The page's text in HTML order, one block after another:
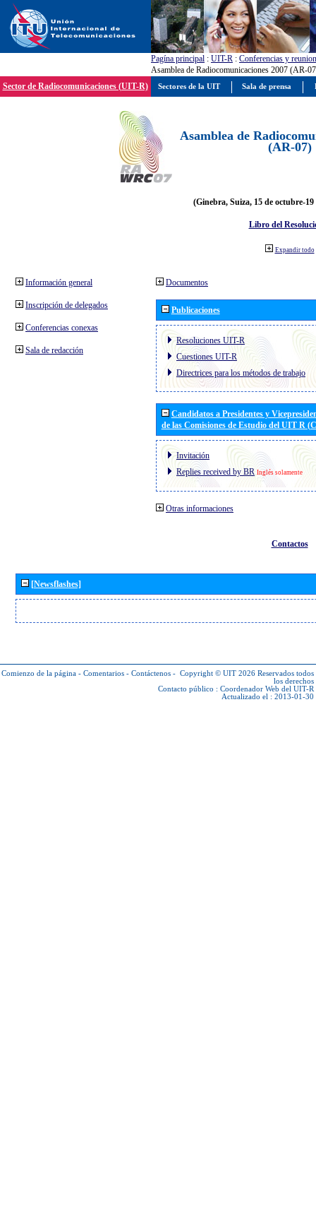
Pagína principal : UIT-R : Conferencias y
Asamblea de Radiocomunicaciones 2007 (AR-
Sector de Radiocomunicaciones (UIT-R)
Asamblea de
(AR-07)
(Ginebra, Suiza, 15 de octubre-19
Libro del
Expandir todo
Información general
Inscripción de delegados
Conferencias conexas
Sala de redacción
Documentos
Publicaciones
Resoluciones UIT-R
Cuestiones UIT-R
Directrices para los métodos de trabajo
Candidatos a Presidentes y
de las Comisiones de Estudio del UIT R
Invitación
Replies received by BR Inglés solamente
Otras informaciones
Contactos
[Newsflashes]
Comienzo de la página - Comentarios - Contáctenos - Copyright © UIT 2026 Reservados todos
los derechos
Contacto público : Coordenador Web del UIT-R
Actualizado el : 2013-01-30
Sectores de la UIT Sala de prensa